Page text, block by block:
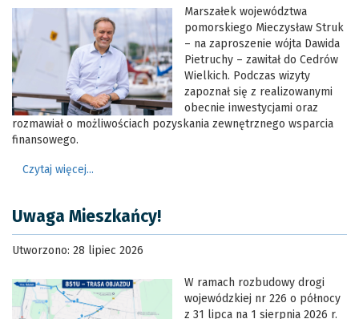
Marszałek województwa
pomorskiego Mieczysław Struk
– na zaproszenie wójta Dawida
Pietruchy – zawitał do Cedrów
Wielkich. Podczas wizyty
zapoznał się z realizowanymi
obecnie inwestycjami oraz
rozmawiał o możliwościach pozyskania zewnętrznego wsparcia
finansowego.
Czytaj więcej...
Uwaga Mieszkańcy!
Utworzono: 28 lipiec 2026
W ramach rozbudowy drogi
wojewódzkiej nr 226 o północy
z 31 lipca na 1 sierpnia 2026 r.